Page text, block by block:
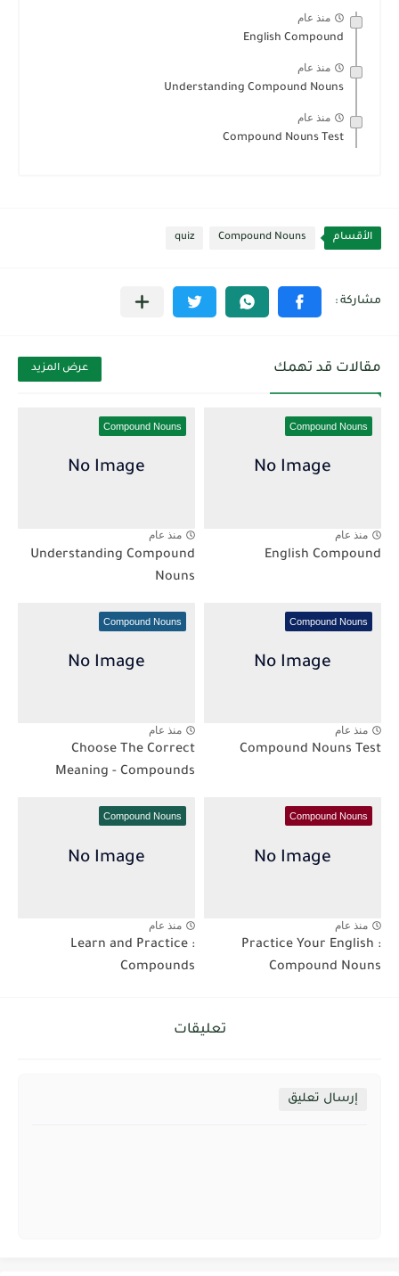
منذ عام
English Compound
منذ عام
Understanding Compound Nouns
منذ عام
Compound Nouns Test
الأقسام Compound Nouns
quiz
مقالات قد تهمك عرض المزيد
Compound Nouns
منذ عام
English Compound
Compound Nouns
منذ عام
Understanding Compound
Nouns
Compound Nouns
منذ عام
Compound Nouns Test
Compound Nouns
منذ عام
Choose The Correct
Meaning - Compounds
Compound Nouns
منذ عام
Practice Your English :
Compound Nouns
Compound Nouns
منذ عام
Learn and Practice :
Compounds
تعليقات
إرسال تعليق